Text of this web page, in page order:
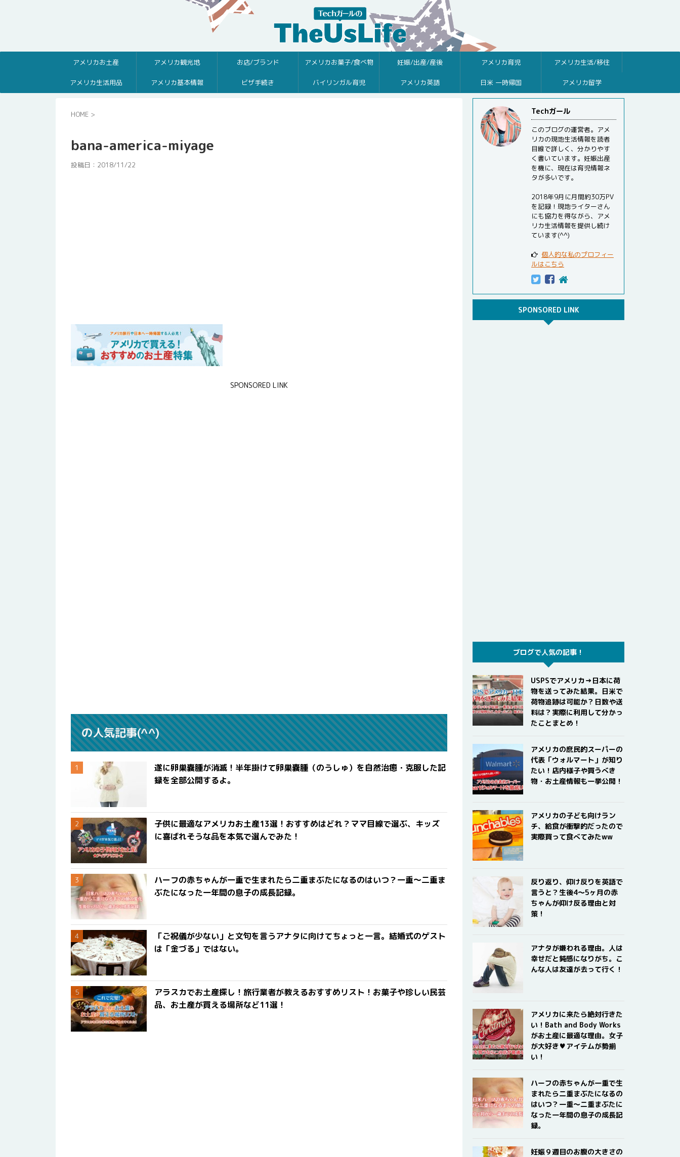
アメリカお土産 アメリカ観光地 お店/ブランド アメリカお菓子/食べ物 妊娠/出産/産後 アメリカ育児 アメリカ生活/移住
アメリカ生活用品 アメリカ基本情報 ビザ手続き バイリンガル育児 アメリカ英語 日米 一時帰国 アメリカ留学
HOME >
bana-america-miyage
投稿日： 2018/11/22
SPONSORED LINK
の人気記事(^^)
遂に卵巣嚢腫が消滅！半年掛けて卵巣嚢腫（のうしゅ）を自然治癒・克服した記
録を全部公開するよ。
子供に最適なアメリカお土産13選！おすすめはどれ？ママ目線で選ぶ、キッズ
に喜ばれそうな品を本気で選んでみた！
ハーフの赤ちゃんが一重で生まれたら二重まぶたになるのはいつ？一重〜二重ま
ぶたになった一年間の息子の成長記録。
「ご祝儀が少ない」と文句を言うアナタに向けてちょっと一言。結婚式のゲスト
は「金づる」ではない。
アラスカでお土産探し！旅行業者が教えるおすすめリスト！お菓子や珍しい民芸
品、お土産が買える場所など11選！
Techガール
このブログの運営者。アメ
リカの現地生活情報を読者
目線で詳しく、分かりやす
く書いています。妊娠出産
を機に、現在は育児情報ネ
タが多いです。
2018年9月に月間約30万PV
を記録！現地ライターさん
にも協力を得ながら、アメ
リカ生活情報を提供し続け
ています(^^)
個人的な私のプロフィー
ルはこちら
SPONSORED LINK
ブログで人気の記事！
USPSでアメリカ→日本に荷
物を送ってみた結果。日米で
荷物追跡は可能か？日数や送
料は？実際に利用して分かっ
たことまとめ！
アメリカの庶民的スーパーの
代表「ウォルマート」が知り
たい！店内様子や買うべき
物・お土産情報も一挙公開！
アメリカの子ども向けラン
チ、給食が衝撃的だったので
実際買って食べてみたww
反り返り、仰け反りを英語で
言うと？生後4〜5ヶ月の赤
ちゃんが仰け反る理由と対
策！
アナタが嫌われる理由。人は
幸せだと鈍感になりがち。こ
んな人は友達が去って行く！
アメリカに来たら絶対行きた
い！Bath and Body Works
がお土産に最適な理由。女子
が大好き♥アイテムが勢揃
い！
ハーフの赤ちゃんが一重で生
まれたら二重まぶたになるの
はいつ？一重〜二重まぶたに
なった一年間の息子の成長記
録。
妊娠９週目のお腹の大きさの